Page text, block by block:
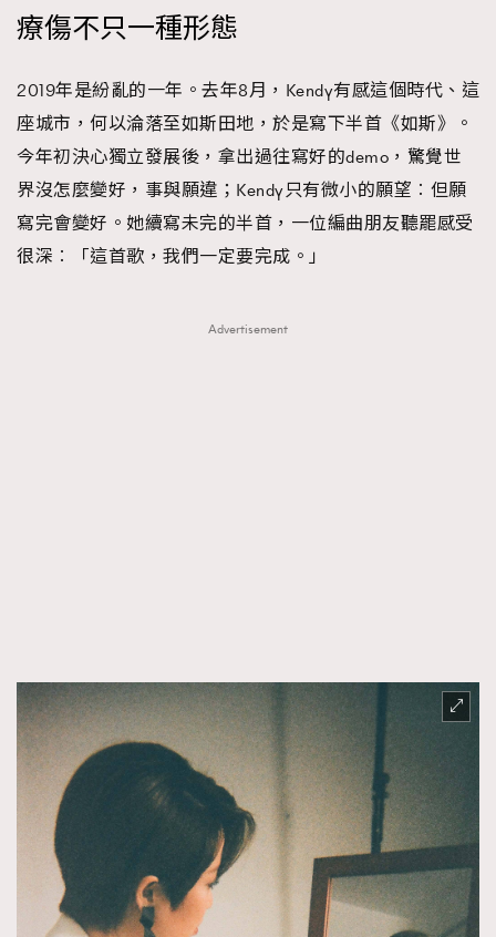
療傷不只一種形態
2019年是紛亂的一年。去年8月，Kendy有感這個時代、這
座城市，何以淪落至如斯田地，於是寫下半首《如斯》。
今年初決心獨立發展後，拿出過往寫好的demo，驚覺世
界沒怎麼變好，事與願違；Kendy只有微小的願望︰但願
寫完會變好。她續寫未完的半首，一位編曲朋友聽罷感受
很深︰「這首歌，我們一定要完成。」
Advertisement